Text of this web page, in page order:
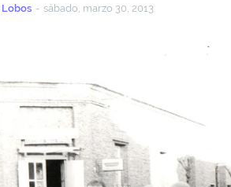
- sábado, marzo 30, 2013